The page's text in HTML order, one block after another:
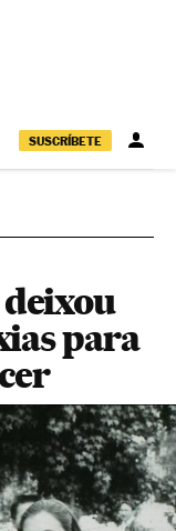
SUSCRÍBETE
para